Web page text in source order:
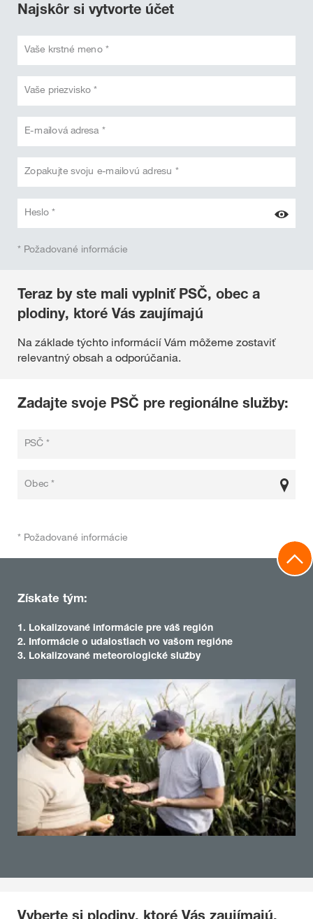
Najskôr si vytvorte účet
Vaše krstné meno *
Vaše priezvisko *
E-mailová adresa *
Zopakujte svoju e-mailovú adresu *
Heslo *
* Požadované informácie
Teraz by ste mali vyplniť PSČ, obec a
plodiny, ktoré Vás zaujímajú
Na základe týchto informácií Vám môžeme zostaviť
relevantný obsah a odporúčania.
Zadajte svoje PSČ pre regionálne služby:
PSČ *
Obec *
* Požadované informácie
Získate tým:
1. Lokalizované informácie pre váš región
2. Informácie o udalostiach vo vašom regióne
3. Lokalizované meteorologické služby
Vyberte si plodiny, ktoré Vás zaujímajú,